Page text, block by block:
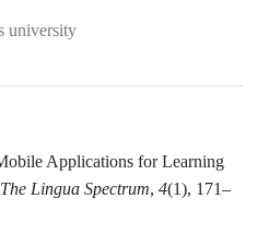
university
Applications for Learning
The Lingua Spectrum, 4(1), 171–